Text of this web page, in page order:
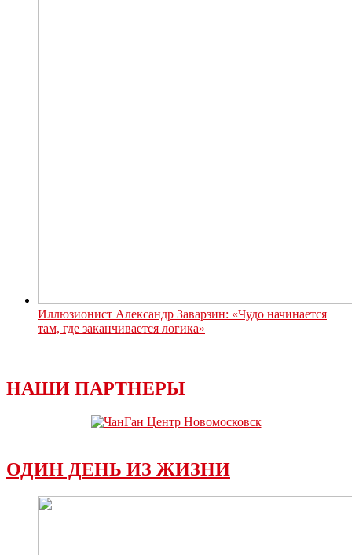
Иллюзионист Александр Заварзин: «Чудо начинается
там, где заканчивается логика»
НАШИ ПАРТНЕРЫ
ОДИН ДЕНЬ ИЗ ЖИЗНИ